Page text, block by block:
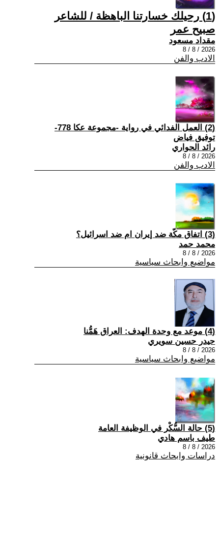
(1) رحيلك خسارتنا الباهظة / للشاعر
صبيح عمر
مقداد مسعود
2026 / 8 / 8
الادب والفن
(2) العمل الفدائي في رواية -مجموعة عكا 778-
توفيق فياض
رائد الحواري
2026 / 8 / 8
الادب والفن
(3) اتفاق مكّة ضد إيران ام ضد اسرائيل؟
محمد حمد
2026 / 8 / 8
مواضيع وابحاث سياسية
(4) موعد مع وحدة الهدف: العراق هَمُّنا
حيدر حسين سويري
2026 / 8 / 8
مواضيع وابحاث سياسية
(5) حالة السُّكْر في الوظيفة العامة
طيف باسم هادي
2026 / 8 / 8
دراسات وابحاث قانونية